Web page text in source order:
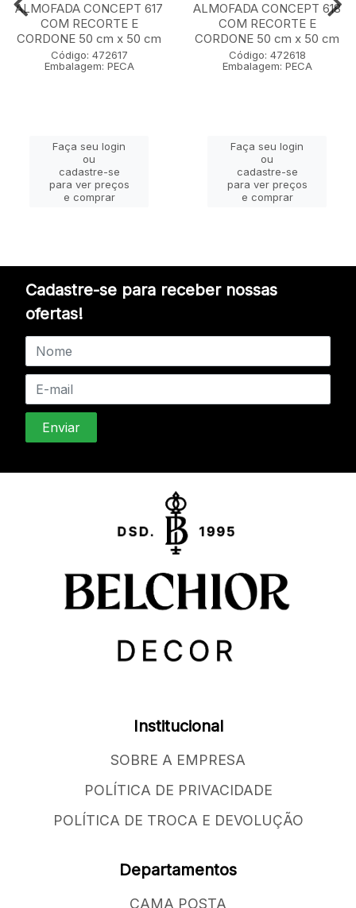
ALMOFADA CONCEPT 617
COM RECORTE E
CORDONE 50 cm x 50 cm
Código: 472617
Embalagem: PECA
Faça seu login
ou
cadastre-se
para ver preços
e comprar
ALMOFADA CONCEPT 618
COM RECORTE E
CORDONE 50 cm x 50 cm
Código: 472618
Embalagem: PECA
Faça seu login
ou
cadastre-se
para ver preços
e comprar
Cadastre-se para receber nossas
ofertas!
Institucional
SOBRE A EMPRESA
POLÍTICA DE PRIVACIDADE
POLÍTICA DE TROCA E DEVOLUÇÃO
Departamentos
CAMA POSTA